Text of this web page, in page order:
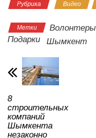
at
s
A
p
p
c
e
b
o
o
k
tt
er
Рубрика Видео
Метки Волонтеры
Подарки
Шымкент
8
строительных
компаний
Шымкента
незаконно